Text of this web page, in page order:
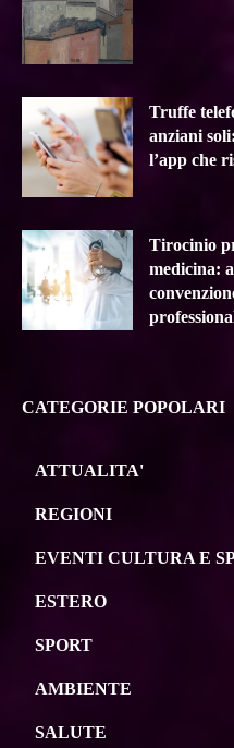
Truffe
anziani
l’app che
Tirocinio
medicina:
CATEGORIE POPOLARI
ATTUALITA'
REGIONI
EVENTI CULTURA E
ESTERO
SPORT
AMBIENTE
SALUTE